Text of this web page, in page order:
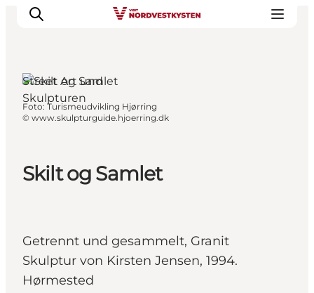
Urlaubsorte
Unterkunft
Skilt og Samlet
Getrennt und gesammelt, Granit
Skulptur von Kirsten Jensen, 1994.
Hørmested
Street Art und
Skulpturen
Foto: Turismeudvikling Hjørring
© www.skulpturguide.hjoerring.dk